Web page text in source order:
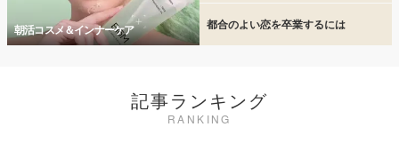
朝活コスメ＆インナーケア 都合のよい恋を卒業するには
記事ランキング
RANKING